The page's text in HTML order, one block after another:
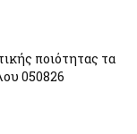
ποιότητας τα
050826